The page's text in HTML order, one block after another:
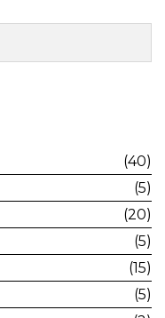
(40)
(5)
(20)
(5)
(15)
(5)